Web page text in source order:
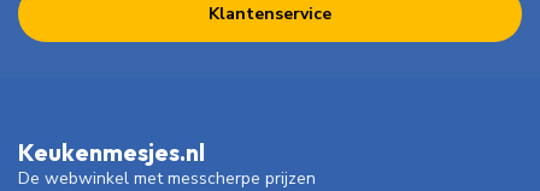
Klantenservice
Keukenmesjes.nl
De webwinkel met messcherpe prijzen